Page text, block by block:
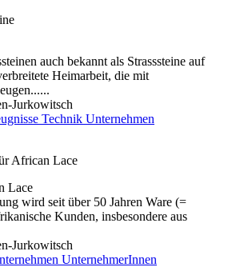
auch bekannt als Strasssteine auf
Heimarbeit, die mit
Jurkowitsch
Technik Unternehmen
Lace
wird seit über 50 Jahren Ware (=
Kunden, insbesondere aus
Jurkowitsch
UnternehmerInnen